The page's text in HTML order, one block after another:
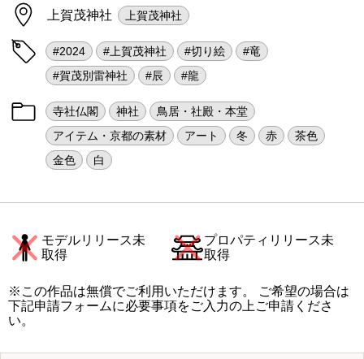
上賀茂神社 上賀茂神社
#2024 #上賀茂神社 #切り絵
#竜
#賀茂別雷神社
#辰 #龍
寺社仏閣 神社
鳥居・社殿・本堂
アイテム・京都の素材
アート 冬 赤
茶色
金色
白
モデルリリース未
取得
プロパティリリース未
取得
※この作品は無償でご利用いただけます。 ご希望の場合は
下記申請フォームに必要事項をご入力の上ご申請くださ
い。